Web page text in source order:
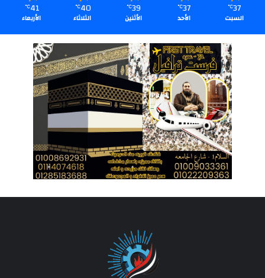
37
℃
السبت
37
℃
الأحد
39
℃
الأثنين
40
℃
الثلاثاء
41
℃
الأربعاء